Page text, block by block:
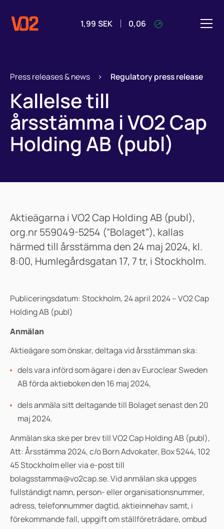
1,99 SEK 0,06
Press releases & news > Regulatory press release
Kallelse till
årsstämma i VO2 Cap
Holding AB (publ)
Aktieägarna i VO2 Cap Holding AB (publ),
org.nr 559049-5254 (”Bolaget”), kallas
härmed till årsstämma den 24 maj 2024, kl.
8:00, Humlegårdsgatan 17, 7 tr, i Stockholm.
Publiceringsdatum: Stockholm,24 april 2024– VO2 Cap
Holding AB (publ)
Anmälan
Aktieägare som önskar, deltaga vid årsstämman ska:
dels vara införd som ägare i den av Euroclear Sweden
AB förda aktieboken den 16 maj 2024,
dels anmäla sitt deltagande till Bolagetsenastden 20
maj 2024.
Anmälan ska ske per brev till VO2 Cap Holding AB (publ),
Att: Årsstämma 2024, c/o Born Advokater, Box 5244, 102
45 Stockholm eller via e-post till
bolagsstamma@vo2cap.se. Vid anmälan ska uppges
fullständigt namn, person- eller organisationsnummer,
adress, telefonnummer dagtid, aktieinnehav samt, i
förekommande fall, uppgift om ställföreträdare, ombud